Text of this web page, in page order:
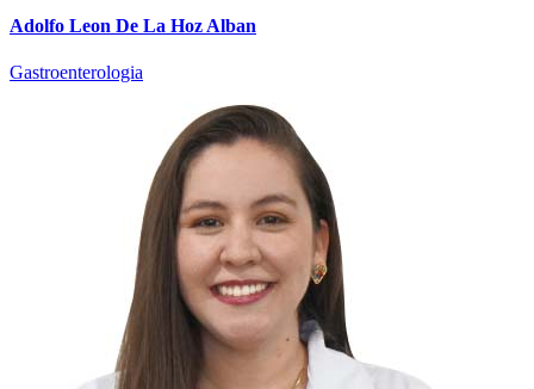
Adolfo Leon De La Hoz Alban
Gastroenterologia